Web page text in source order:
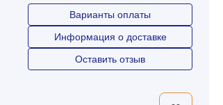
Варианты оплаты
Информация о доставке
Оставить отзыв